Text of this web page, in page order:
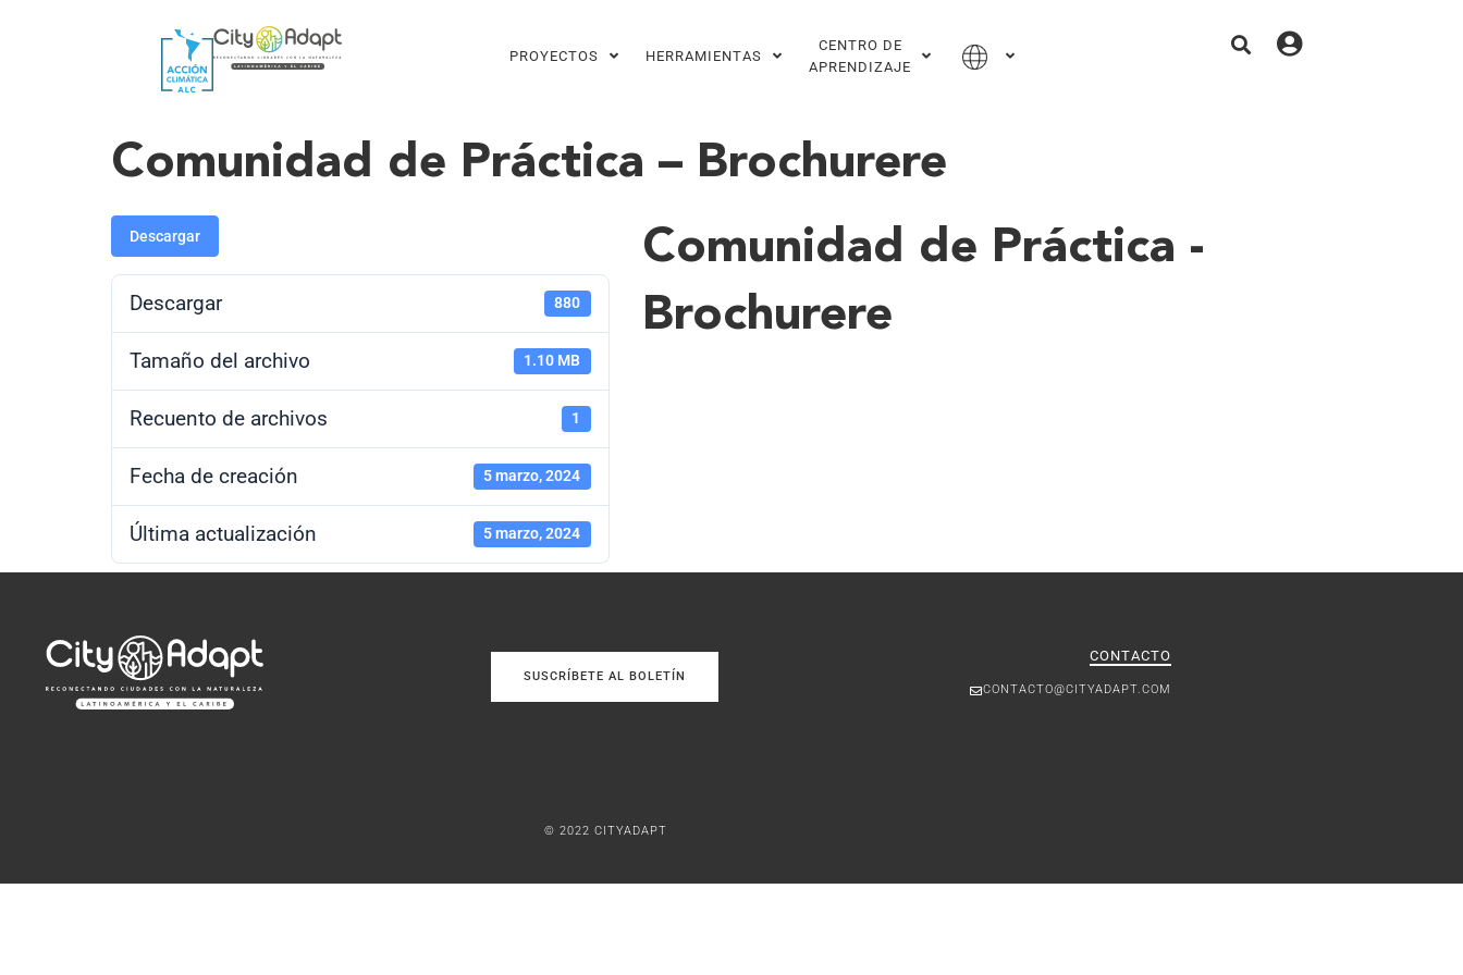
PROYECTOS HERRAMIENTAS
CENTRO DE
APRENDIZAJE
Comunidad de Práctica – Brochurere
Descargar
Descargar 880
Tamaño del archivo 1.10 MB
Recuento de archivos 1
Fecha de creación 5 marzo, 2024
Última actualización 5 marzo, 2024
Comunidad de Práctica -
Brochurere
SUSCRÍBETE AL BOLETÍN
CONTACTO
CONTACTO@CITYADAPT.COM
© 2022 CITYADAPT